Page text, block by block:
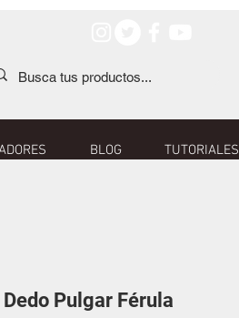
BLOG TUTORIALES
Pulgar Férula